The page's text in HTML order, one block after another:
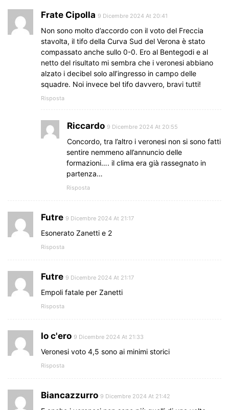
Frate Cipolla 9 Dicembre 2024 At 20:41
Non sono molto d’accordo con il voto del Freccia
stavolta, il tifo della Curva Sud del Verona è stato
compassato anche sullo 0-0. Ero al Bentegodi e al
netto del risultato mi sembra che i veronesi abbiano
alzato i decibel solo all’ingresso in campo delle
squadre. Noi invece bel tifo davvero, bravi tutti!
Risposta
Riccardo 9 Dicembre 2024 At 20:55
Concordo, tra l’altro i veronesi non si sono fatti
sentire nemmeno all’annuncio delle
formazioni…. il clima era già rassegnato in
partenza…
Risposta
Futre 9 Dicembre 2024 At 21:17
Esonerato Zanetti e 2
Risposta
Futre 9 Dicembre 2024 At 21:17
Empoli fatale per Zanetti
Risposta
Io c'ero 9 Dicembre 2024 At 21:33
Veronesi voto 4,5 sono ai minimi storici
Risposta
Biancazzurro 9 Dicembre 2024 At 21:42